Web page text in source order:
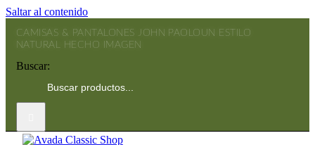
Saltar al contenido
CAMISAS & PANTALONES JOHN PAOLO UN ESTILO
NATURAL HECHO IMAGEN
Buscar: